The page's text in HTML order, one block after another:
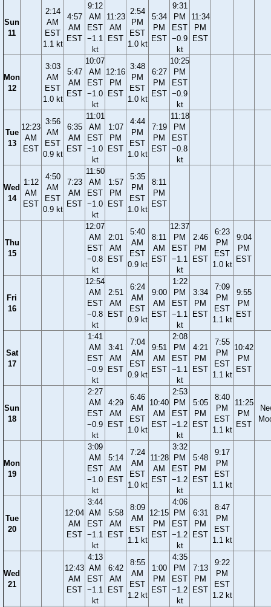
Sun
11
2:14
AM
EST
1.1 kt
4:57
AM
EST
9:12
AM
EST
−1.1
kt
11:23
AM
EST
2:54
PM
EST
1.0 kt
5:34
PM
EST
9:31
PM
EST
−0.9
kt
11:34
PM
EST
Mon
12
3:03
AM
EST
1.0 kt
5:47
AM
EST
10:07
AM
EST
−1.0
kt
12:16
PM
EST
3:48
PM
EST
1.0 kt
6:27
PM
EST
10:25
PM
EST
−0.9
kt
Tue
13
12:23
AM
EST
3:56
AM
EST
0.9 kt
6:35
AM
EST
11:01
AM
EST
−1.0
kt
1:07
PM
EST
4:44
PM
EST
1.0 kt
7:19
PM
EST
11:18
PM
EST
−0.8
kt
Wed
14
1:12
AM
EST
4:50
AM
EST
0.9 kt
7:23
AM
EST
11:50
AM
EST
−1.0
kt
1:57
PM
EST
5:35
PM
EST
1.0 kt
8:11
PM
EST
Thu
15
12:07
AM
EST
−0.8
kt
2:01
AM
EST
5:40
AM
EST
0.9 kt
8:11
AM
EST
12:37
PM
EST
−1.1
kt
2:46
PM
EST
6:23
PM
EST
1.0 kt
9:04
PM
EST
Fri
16
12:54
AM
EST
−0.8
kt
2:51
AM
EST
6:24
AM
EST
0.9 kt
9:00
AM
EST
1:22
PM
EST
−1.1
kt
3:34
PM
EST
7:09
PM
EST
1.1 kt
9:55
PM
EST
Sat
17
1:41
AM
EST
−0.9
kt
3:41
AM
EST
7:04
AM
EST
0.9 kt
9:51
AM
EST
2:08
PM
EST
−1.1
kt
4:21
PM
EST
7:55
PM
EST
1.1 kt
10:42
PM
EST
Sun
18
2:27
AM
EST
−0.9
kt
4:29
AM
EST
6:46
AM
EST
1.0 kt
10:40
AM
EST
2:53
PM
EST
−1.2
kt
5:05
PM
EST
8:40
PM
EST
1.1 kt
11:25
PM
EST
Mon
19
3:09
AM
EST
−1.0
kt
5:14
AM
EST
7:24
AM
EST
1.0 kt
11:28
AM
EST
3:32
PM
EST
−1.2
kt
5:48
PM
EST
9:17
PM
EST
1.1 kt
Tue
20
12:04
AM
EST
3:44
AM
EST
−1.1
kt
5:58
AM
EST
8:09
AM
EST
1.1 kt
12:15
PM
EST
4:06
PM
EST
−1.2
kt
6:31
PM
EST
8:47
PM
EST
1.1 kt
Wed
21
12:43
AM
EST
4:13
AM
EST
−1.1
kt
6:42
AM
EST
8:55
AM
EST
1.2 kt
1:00
PM
EST
4:35
PM
EST
−1.2
kt
7:13
PM
EST
9:22
PM
EST
1.2 kt